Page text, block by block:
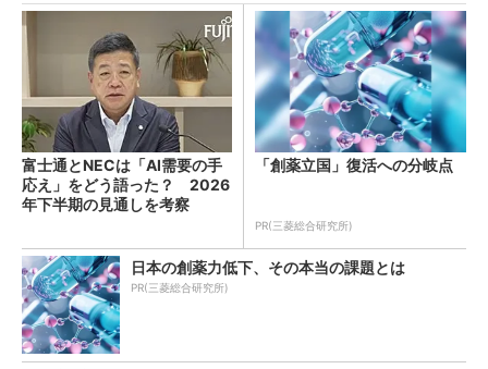
富士通とNECは「AI需要の手
応え」をどう語った？ 2026
年下半期の見通しを考察
「創薬立国」復活への分岐点
PR(三菱総合研究所)
日本の創薬力低下、その本当の課題とは
PR(三菱総合研究所)